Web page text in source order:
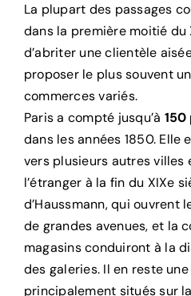
La plupart des passages
dans la première moitié du
d’abriter une clientèle
proposer le plus souvent
commerces variés.
Paris a compté jusqu’à
dans les années 1850. Elle
vers plusieurs autres villes
l’étranger à la fin du XIXe
d’Haussmann, qui ouvrent
de grandes avenues, et la
magasins conduiront à la
des galeries. Il en reste
principalement situés sur